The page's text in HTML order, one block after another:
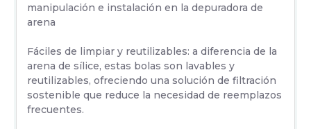
manipulación e instalación en la depuradora de
arena
Fáciles de limpiar y reutilizables: a diferencia de la
arena de sílice, estas bolas son lavables y
reutilizables, ofreciendo una solución de filtración
sostenible que reduce la necesidad de reemplazos
frecuentes.